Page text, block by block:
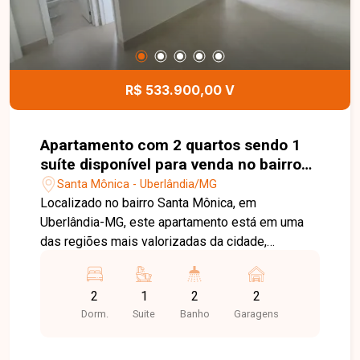
família. Esta é uma excelente oportunidade para
quem busca um apartamento moderno, funcional
e bem localizado no bairro Santa Mônica. Agende
uma visita e venha conhecer todos os detalhes
R$ 533.900,00 V
Apartamento com 2 quartos sendo 1
suíte disponível para venda no bairro
Santa Mônica em Uberlândia-MG
Santa Mônica - Uberlândia/MG
Localizado no bairro Santa Mônica, em
Uberlândia-MG, este apartamento está em uma
das regiões mais valorizadas da cidade,
às principais vias e proximidade com
universidades, supermercados, escolas,
farmácias, restaurantes e uma ampla variedade
2
Dorm.
1
Suite
2
Banho
2
Garagens